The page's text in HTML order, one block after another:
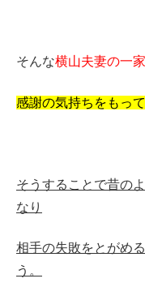
そんな横山夫妻の一
感謝の気持ちをもっ
そうすることで昔の
なり
相手の失敗をとがめ
う。